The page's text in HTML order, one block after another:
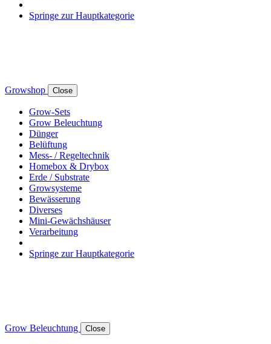
Springe zur Hauptkategorie
Growshop Close
Grow-Sets
Grow Beleuchtung
Dünger
Belüftung
Mess- / Regeltechnik
Homebox & Drybox
Erde / Substrate
Growsysteme
Bewässerung
Diverses
Mini-Gewächshäuser
Verarbeitung
Springe zur Hauptkategorie
Grow Beleuchtung Close